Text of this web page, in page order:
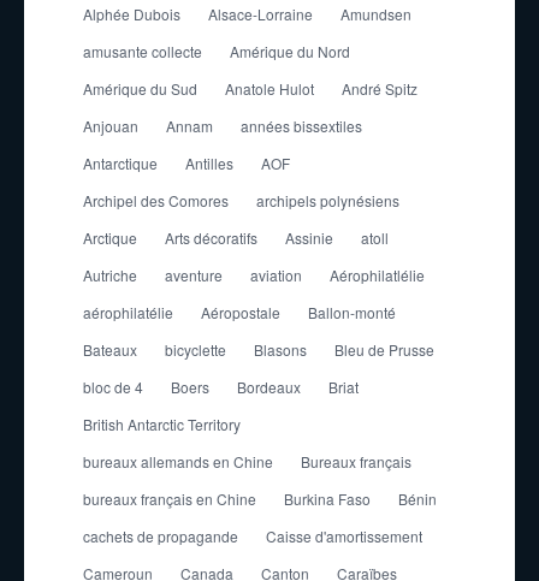
Alphée Dubois
Alsace-Lorraine
Amundsen
amusante collecte
Amérique du Nord
Amérique du Sud
Anatole Hulot
André Spitz
Anjouan
Annam
années bissextiles
Antarctique
Antilles
AOF
Archipel des Comores
archipels polynésiens
Arctique
Arts décoratifs Assinie
atoll
Autriche
aventure aviation
Aérophilatlélie
aérophilatélie
Aéropostale
Ballon-monté
Bateaux
bicyclette Blasons
Bleu de Prusse
bloc de 4
Boers Bordeaux
Briat
British Antarctic Territory
bureaux allemands en Chine
Bureaux français
bureaux français en Chine
Burkina Faso
Bénin
cachets de propagande
Caisse d'amortissement
Cameroun
Canada Canton
Caraïbes